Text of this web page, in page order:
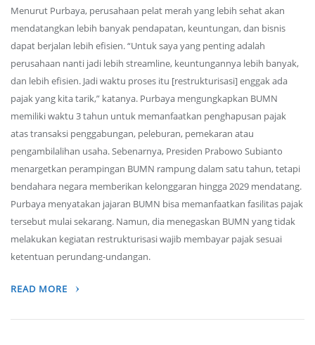
Menurut Purbaya, perusahaan pelat merah yang lebih sehat akan
mendatangkan lebih banyak pendapatan, keuntungan, dan bisnis
dapat berjalan lebih efisien. “Untuk saya yang penting adalah
perusahaan nanti jadi lebih streamline, keuntungannya lebih banyak,
dan lebih efisien. Jadi waktu proses itu [restrukturisasi] enggak ada
pajak yang kita tarik,” katanya. Purbaya mengungkapkan BUMN
memiliki waktu 3 tahun untuk memanfaatkan penghapusan pajak
atas transaksi penggabungan, peleburan, pemekaran atau
pengambilalihan usaha. Sebenarnya, Presiden Prabowo Subianto
menargetkan perampingan BUMN rampung dalam satu tahun, tetapi
bendahara negara memberikan kelonggaran hingga 2029 mendatang.
Purbaya menyatakan jajaran BUMN bisa memanfaatkan fasilitas pajak
tersebut mulai sekarang. Namun, dia menegaskan BUMN yang tidak
melakukan kegiatan restrukturisasi wajib membayar pajak sesuai
ketentuan perundang-undangan.
READ MORE